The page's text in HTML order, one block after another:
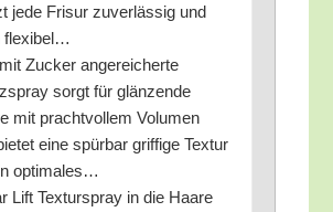
jede Fri­sur zuver­läs­sig und
flexibel…
Zucker ange­rei­cher­te
sorgt für glän­zen­de
mit pracht­vol­lem Volu­men
eine spür­bar grif­fi­ge Tex­tur
optimales…
Lift Tex­tur­spray in die Haa­re